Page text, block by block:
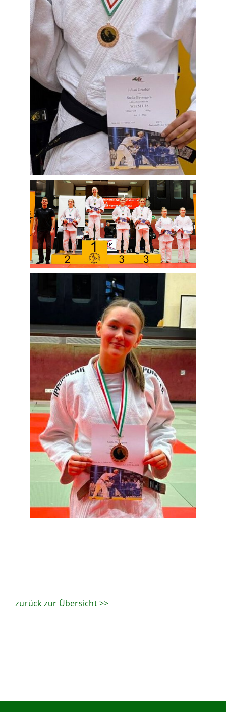
zurück zur Übersicht >>